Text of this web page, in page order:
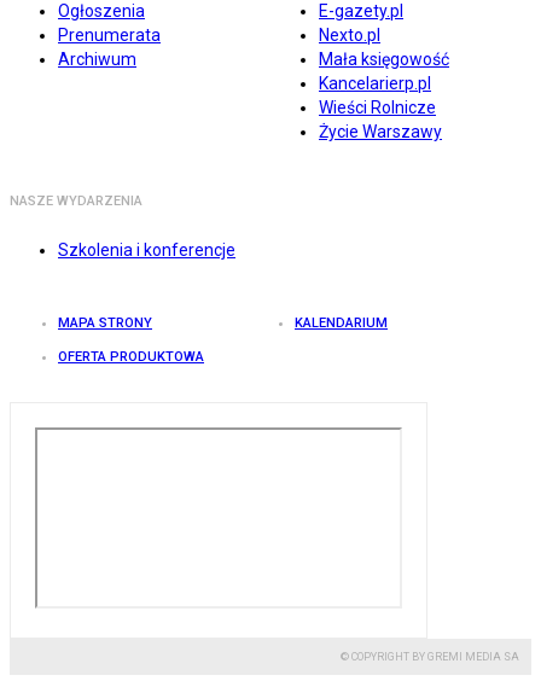
Ogłoszenia
Prenumerata
Archiwum
E-gazety.pl
Nexto.pl
Mała księgowość
Kancelarierp.pl
Wieści Rolnicze
Życie Warszawy
NASZE WYDARZENIA
Szkolenia i konferencje
MAPA STRONY KALENDARIUM
OFERTA PRODUKTOWA
© COPYRIGHT BY GREMI MEDIA SA